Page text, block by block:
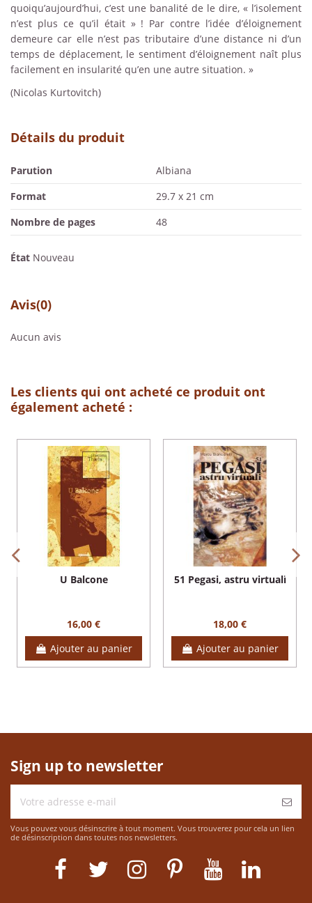
quoiqu’aujourd’hui, c’est une banalité de le dire, « l’isolement
n’est plus ce qu’il était » ! Par contre l’idée d’éloignement
demeure car elle n’est pas tributaire d’une distance ni d’un
temps de déplacement, le sentiment d’éloignement naît plus
facilement en insularité qu’en une autre situation. »
(Nicolas Kurtovitch)
Détails du produit
Parution
Albiana
Format
29.7 x 21 cm
Nombre de pages
48
État Nouveau
Avis(0)
Aucun avis
Les clients qui ont acheté ce produit ont
également acheté :
U Balcone
16,00 €
Ajouter au panier
51 Pegasi, astru virtuali
18,00 €
Ajouter au panier
Sign up to newsletter
Vous pouvez vous désinscrire à tout moment. Vous trouverez pour cela un lien
de désinscription dans toutes nos newsletters.